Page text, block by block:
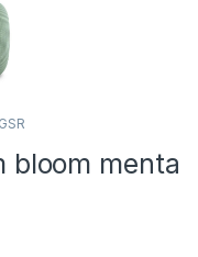
bloom menta